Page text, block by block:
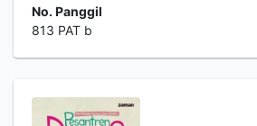
No. Panggil
813 PAT b